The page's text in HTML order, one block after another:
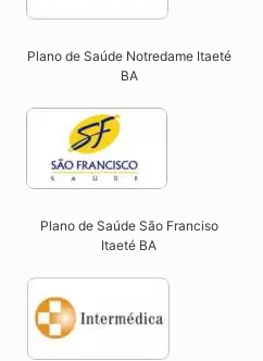
Plano de Saúde Notredame Itaeté
BA​
Plano de Saúde São Franciso
Itaeté BA​